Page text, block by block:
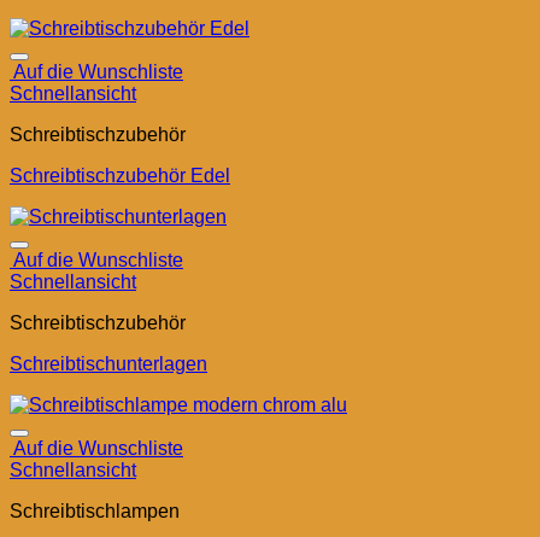
Auf die Wunschliste
Schnellansicht
Schreibtischzubehör
Schreibtischzubehör Edel
Auf die Wunschliste
Schnellansicht
Schreibtischzubehör
Schreibtischunterlagen
Auf die Wunschliste
Schnellansicht
Schreibtischlampen